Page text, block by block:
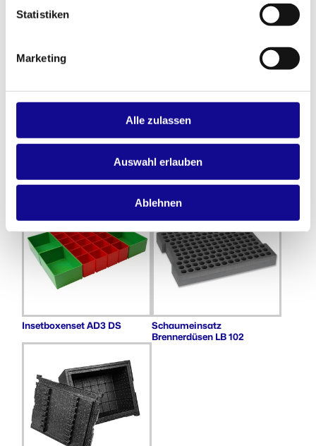
Statistiken
Marketing
Alle zulassen
Auswahl erlauben
Ablehnen
BOXX SYSTEM
Becherhalter
Insetboxenset AD3 DS
Schaumeinsatz
Brennerdüsen LB 102